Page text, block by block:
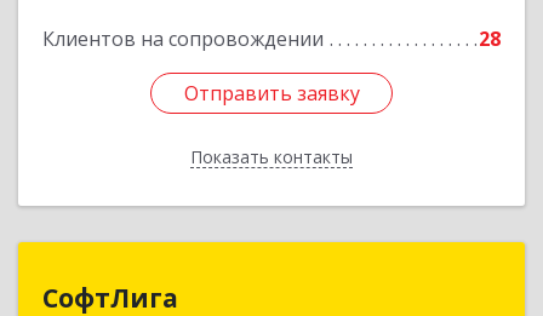
Клиентов на сопровождении 28
Отправить заявку
Показать контакты
Отправить заявку
Назад
СофтЛига